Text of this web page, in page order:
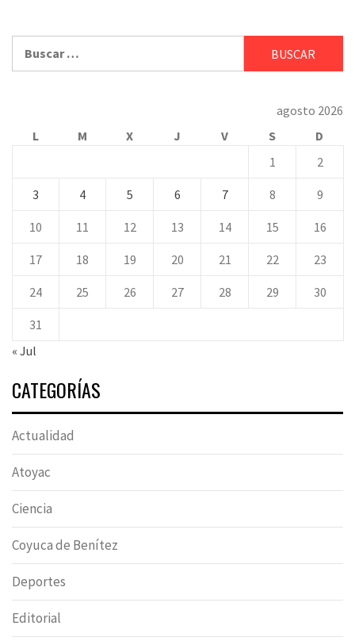
agosto 2026
L
M X J V S
D
1
2
3 4 5 6 7 8 9
10 11 12 13 14 15 16
17 18 19 20 21 22 23
24 25 26 27 28 29 30
31
« Jul
CATEGORÍAS
Actualidad
Atoyac
Ciencia
Coyuca de Benítez
Deportes
Editorial